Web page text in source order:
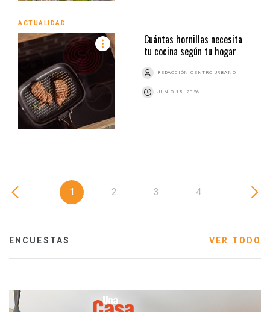
ACTUALIDAD
Cuántas hornillas necesita
tu cocina según tu hogar
REDACCIÓN CENTRO URBANO
JUNIO 15, 2026
1 2 3 4
ENCUESTAS VER TODO